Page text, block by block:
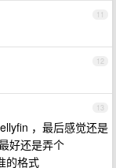
11
12
13
，最后感觉还是
好还是弄个
的格式